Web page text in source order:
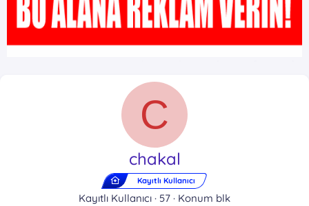
C
chakal
Kayıtlı Kullanıcı
Kayıtlı Kullanıcı · 57 · Konum blk